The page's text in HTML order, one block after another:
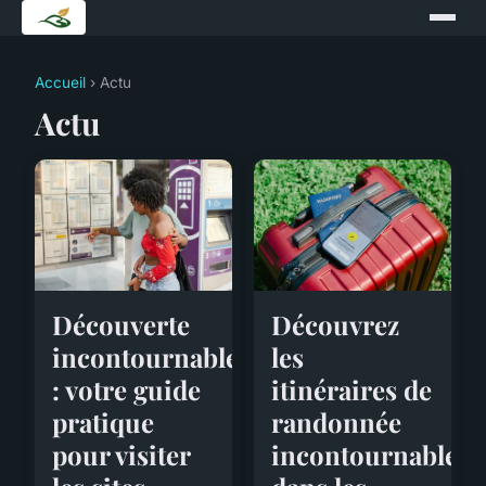
Accueil › Actu
Actu
Découverte
incontournable
: votre guide
pratique
pour visiter
Découvrez
les
itinéraires de
randonnée
incontournables